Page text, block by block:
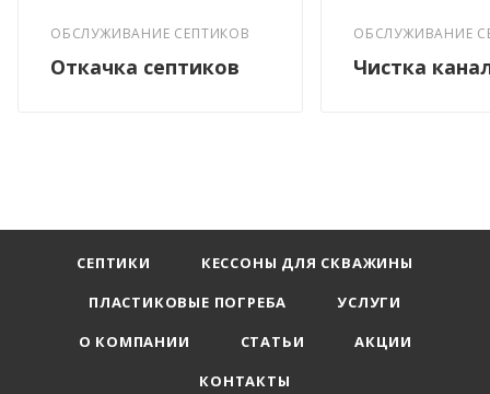
ОБСЛУЖИВАНИЕ СЕПТИКОВ
Откачка септиков
ОБСЛУЖИВАНИЕ
Чистка
СЕПТИКИ
КЕССОНЫ ДЛЯ СКВАЖИНЫ
ПЛАСТИКОВЫЕ ПОГРЕБА
УСЛУГИ
О КОМПАНИИ
СТАТЬИ
АКЦИИ
КОНТАКТЫ